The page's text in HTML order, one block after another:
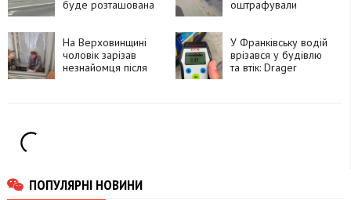
буде розташована
оштрафували
навчання без
належного
документа
На Верховинщині
чоловік зарізав
незнайомця після
У Франківську водій
врізався у будівлю
та втік: Drager
ПОПУЛЯРНІ НОВИНИ